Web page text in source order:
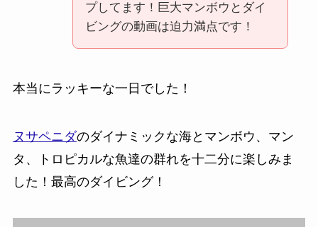
プしてます！巨大マンボウとダイ
ビングの動画は迫力満点です！
本当にラッキーな一日でした！
ヌサペニダのダイナミックな海とマンボウ、マン
タ、トロピカルな魚達の群れを十二分に楽しみま
した！最高のダイビング！